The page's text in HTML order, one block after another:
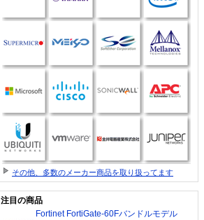
その他、多数のメーカー商品を取り扱ってます
注目の商品
Fortinet FortiGate-60Fバンドルモデル